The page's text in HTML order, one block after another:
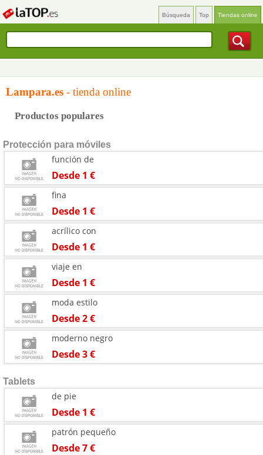
Búsqueda Top Tiendas online
Lampara.es - tienda online
Productos populares
Protección para móviles
Desde 1 €
función de
Desde 1 €
fina
Desde 1 €
acrílico con
Desde 1 €
viaje en
Desde 2 €
moda estilo
Desde 3 €
moderno negro
Tablets
Desde 1 €
de pie
Desde 7 €
patrón pequeño